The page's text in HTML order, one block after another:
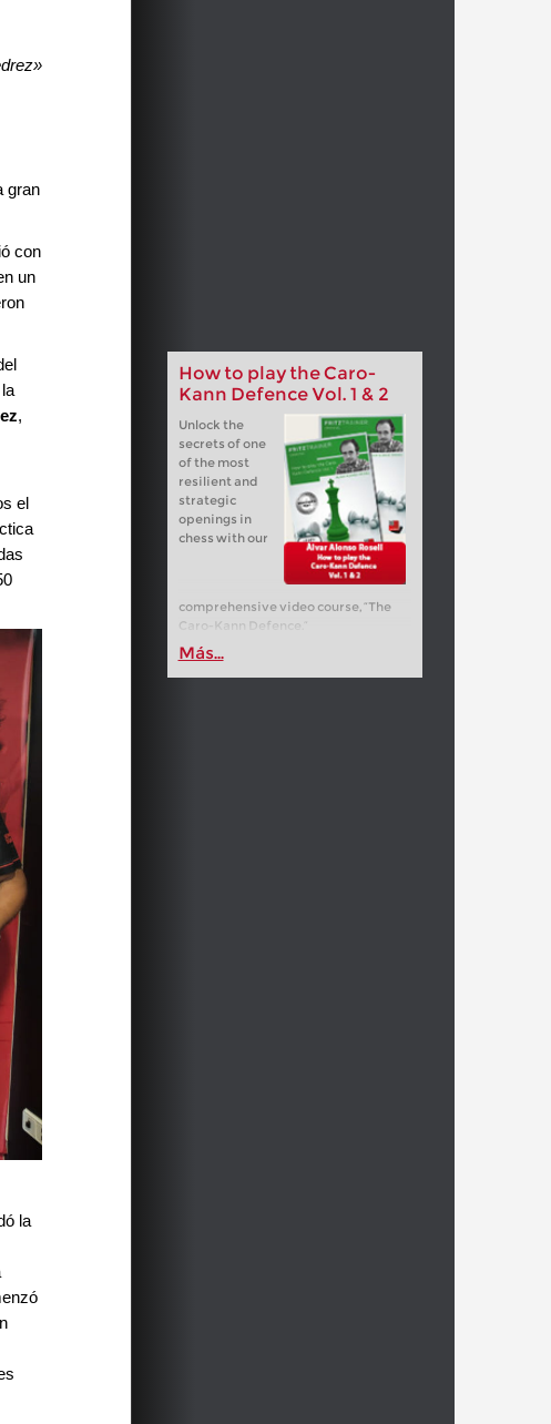
gran
con
un
How to play the Caro-
Kann Defence Vol. 1 & 2
Unlock the
secrets of one
of the most
resilient and
strategic
openings in
chess with our
comprehensive video course, “The
Caro-Kann Defence.”
Más...
,
el
la